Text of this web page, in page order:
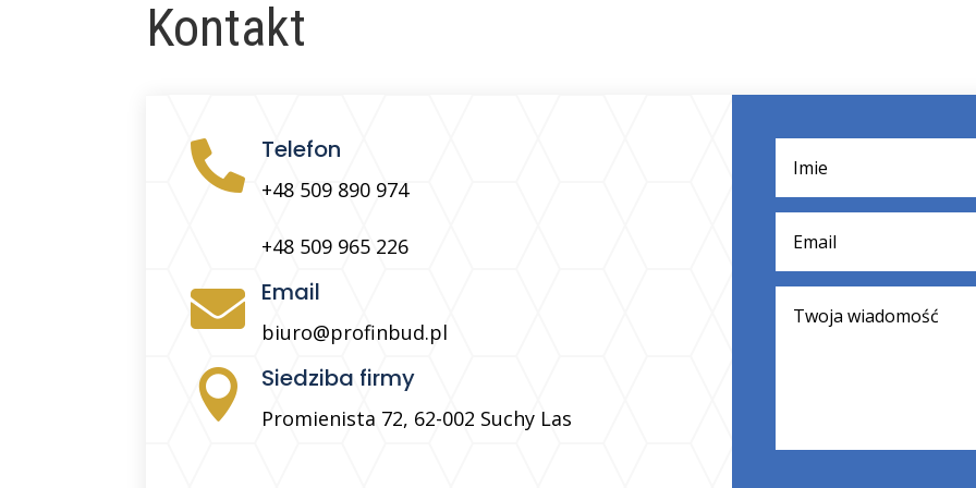
Kontakt
 Telefon
+48 509 890 974
+48 509 965 226
 Email
biuro@profinbud.pl
 Siedziba firmy
Promienista 72, 62-002 Suchy Las